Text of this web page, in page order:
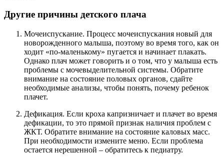
Другие причины детского плача
Мочеиспускание. Процесс мочеиспускания новый для
новорожденного малыша, поэтому во время того, как он
ходит «по-маленькому» пугается и начинает плакать.
Однако плач может говорить и о том, что у малыша есть
проблемы с мочевыделительной системы. Обратите
внимание на состояние половых органов, сдайте
необходимые анализы, чтобы понять, почему ребенок
плачет.
Дефикация. Если кроха капризничает и плачет во время
дефикации, то это прямой признак наличия проблем с
ЖКТ. Обратите внимание на состояние каловых масс.
При необходимости измените меню. Если проблема
остается нерешенной – обратитесь к педиатру.